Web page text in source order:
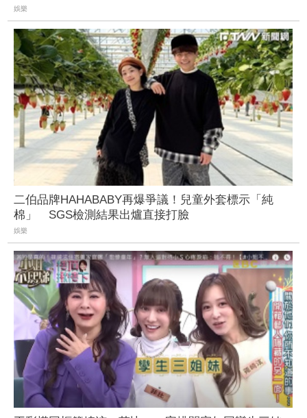
娛樂
二伯品牌HAHABABY再爆爭議！兒童外套標示「純
棉」 SGS檢測結果出爐直接打臉
娛樂